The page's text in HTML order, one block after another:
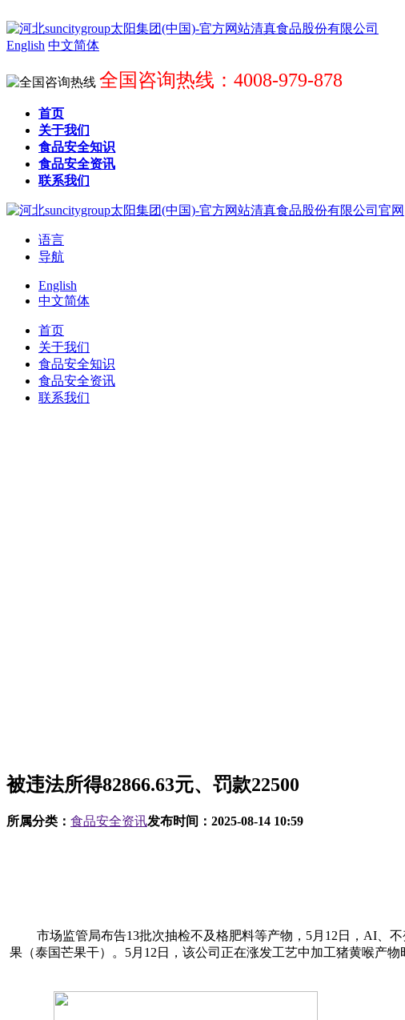
English 中文简体
全国咨询热线：4008-979-878
首页
关于我们
食品安全知识
食品安全资讯
联系我们
语言
导航
English
中文简体
首页
关于我们
食品安全知识
食品安全资讯
联系我们
被违法所得82866.63元、罚款22500
所属分类： 食品安全资讯发布时间： 2025-08-14 10:59
市场监管局布告13批次抽检不及格肥料等产物，5月12日，AI、不
果（泰国芒果干）。5月12日，该公司正在涨发工艺中加工猪黄喉产